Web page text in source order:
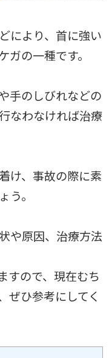
により、首に強い
の一種です。
手のしびれなどの
なわなければ治療
け、事故の際に素
う。
や原因、治療方法
すので、現在むち
ぜひ参考にしてく